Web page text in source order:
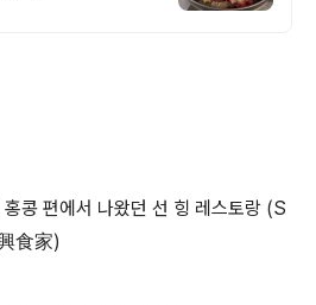
콩 편에서 나왔던 선 힝 레스토랑 (S
食家)